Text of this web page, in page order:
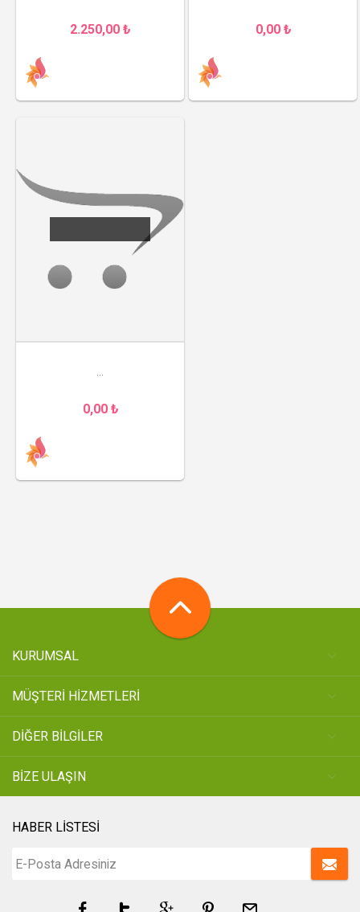
2.250,00 ₺ 0,00 ₺
...
0,00 ₺
KURUMSAL
MÜŞTERİ HİZMETLERİ
DİĞER BİLGİLER
BİZE ULAŞIN
HABER LİSTESİ